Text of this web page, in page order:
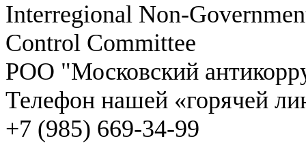
Interregional Non-
Control Committee
РОО "Московский
Телефон нашей «горячей
+7 (985) 669-34-99